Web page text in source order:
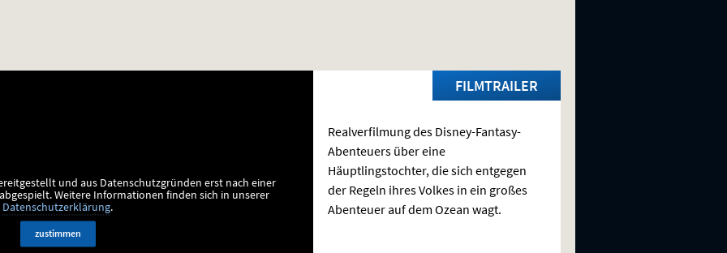
FILMTRAILER
und aus Datenschutzgründen erst nach einer
Weitere Informationen finden sich in unserer
Datenschutzerklärung.
zustimmen
Realverfilmung des Disney-Fantasy-
Abenteuers über eine
Häuptlingstochter, die sich entgegen
der Regeln ihres Volkes in ein großes
Abenteuer auf dem Ozean wagt.